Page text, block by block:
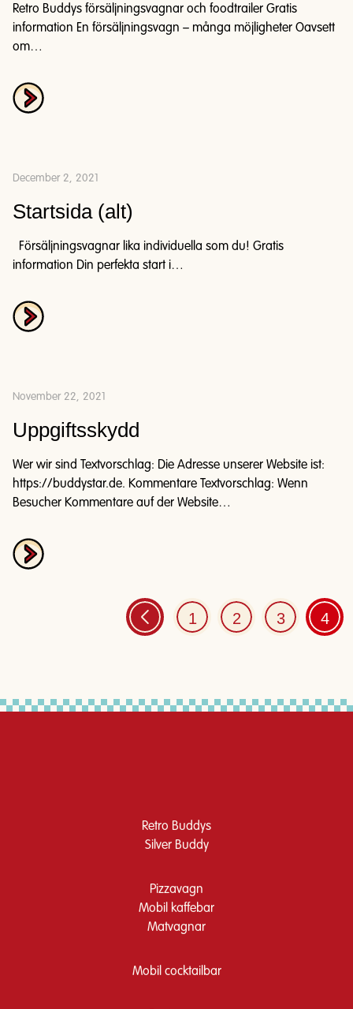
Retro Buddys försäljningsvagnar och foodtrailer Gratis
information En försäljningsvagn – många möjligheter Oavsett
om…
December 2, 2021
Startsida (alt)
Försäljningsvagnar lika individuella som du! Gratis
information Din perfekta start i…
November 22, 2021
Uppgiftsskydd
Wer wir sind Textvorschlag: Die Adresse unserer Website ist:
https://buddystar.de. Kommentare Textvorschlag: Wenn
Besucher Kommentare auf der Website…
1 2 3 4
Retro Buddys
Silver Buddy
Pizzavagn
Mobil kaffebar
Matvagnar
Mobil cocktailbar